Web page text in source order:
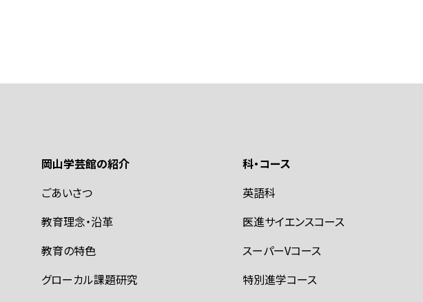
岡山学芸館の紹介
ごあいさつ
教育理念・沿革
教育の特色
グローカル課題研究
科・コース
英語科
医進サイエンスコース
スーパーVコース
特別進学コース